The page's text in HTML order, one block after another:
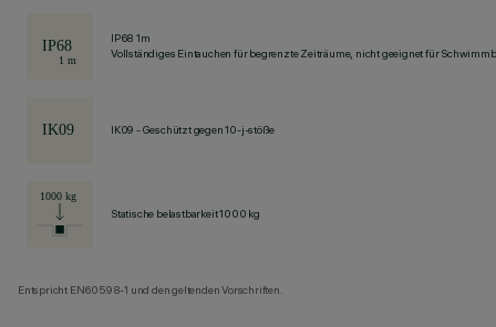
IP68 1m
Vollständiges Eintauchen für begrenzte Zeiträume, nicht geeignet für
IK09 - Geschützt gegen 10-j-stöße
Statische belastbarkeit 1000 kg
Entspricht EN60598-1 und den geltenden Vorschriften.